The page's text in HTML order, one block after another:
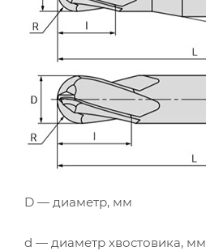
D — диаметр, мм
d — диаметр хвостовика, мм